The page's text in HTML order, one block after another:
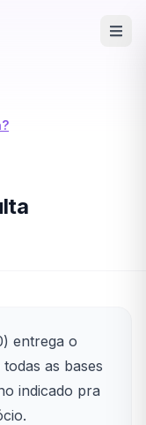
entrega o
as bases
indicado pra